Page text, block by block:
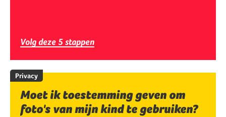
Volg deze 5 stappen
Privacy
Moet ik toestemming geven om
foto's van mijn kind te gebruiken?